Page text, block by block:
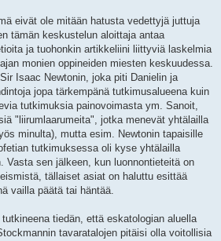
eivät ole mitään hatusta vedettyjä juttuja
tämän keskustelun aloittaja antaa
ja tuohonkin artikkeliini liittyviä laskelmia
monien oppineiden miesten keskuudessa.
Isaac Newtonin, joka piti Danielin ja
jopa tärkempänä tutkimusalueena kuin
tutkimuksia painovoimasta ym. Sanoit,
"liirumlaarumeita", jotka menevät yhtälailla
minulta), mutta esim. Newtonin tapaisille
tutkimuksessa oli kyse yhtälailla
sen jälkeen, kun luonnontieteitä on
tällaiset asiat on haluttu esittää
vailla päätä tai häntää.
tiedän, että eskatologian aluella
tavaratalojen pitäisi olla voitollisia